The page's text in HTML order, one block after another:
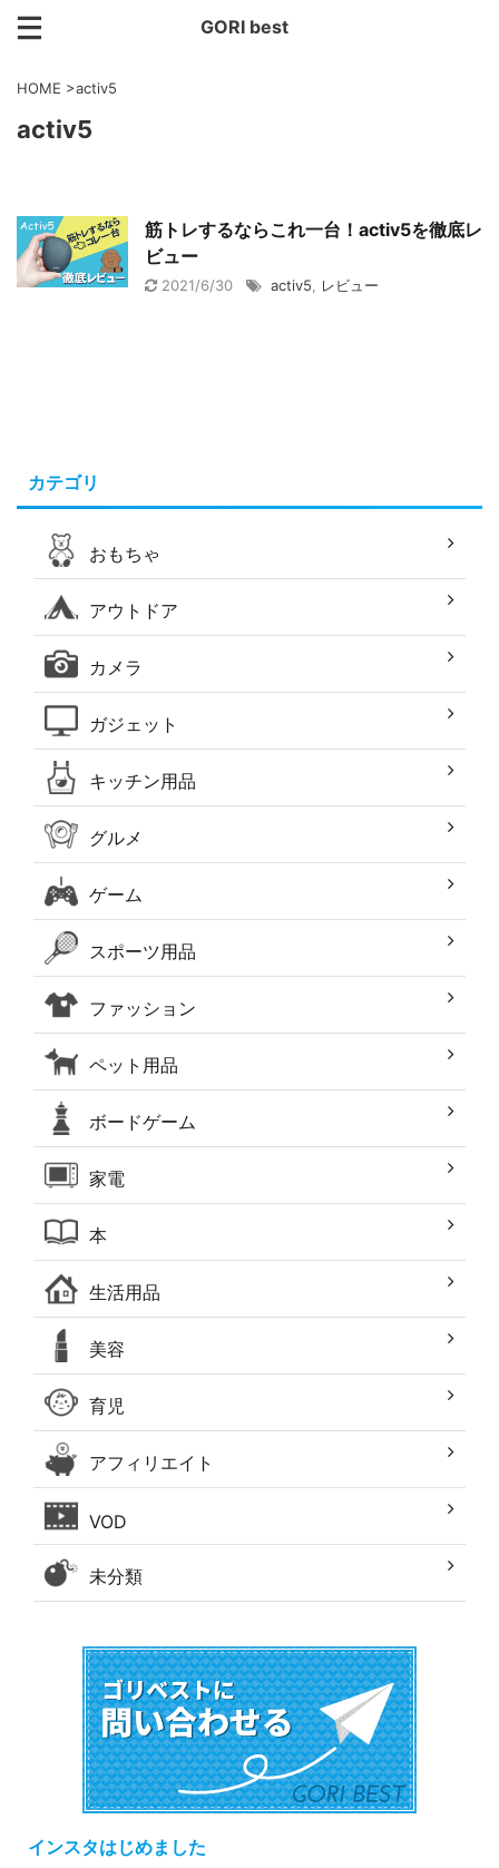
GORI best
HOME >activ5
activ5
筋トレするならこれ一台！activ5を徹底レ
ビュー
2021/6/30 activ5 レビュー
カテゴリ
おもちゃ
アウトドア
カメラ
ガジェット
キッチン用品
グルメ
ゲーム
スポーツ用品
ファッション
ペット用品
ボードゲーム
家電
本
生活用品
美容
育児
アフィリエイト
VOD
未分類
インスタはじめました